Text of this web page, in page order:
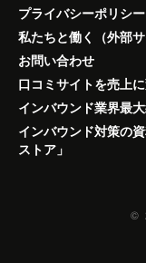
プライバシーポリシー
私たちと働く（外部サ
お問い合わせ
口コミサイトを売上
インバウンド業界最
インバウンド対策の
ストア」
©